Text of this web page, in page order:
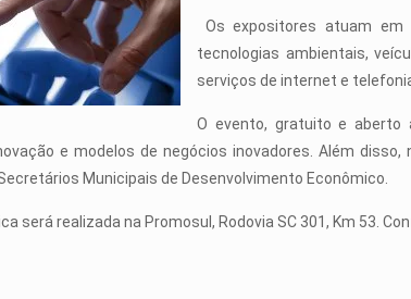
Os expositores atuam em
tecnologias ambientais,
serviços de internet e
O evento, gratuito e aberto
e modelos de negócios inovadores. Além
Municipais de Desenvolvimento Econômico.
será realizada na Promosul, Rodovia SC 301, Km 53.